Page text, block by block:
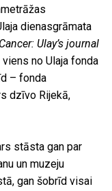
dienasgrāmata
Ulay’s journal
viens no Ulaja fonda
– fonda
dzīvo Rijekā,
stāsta gan par
un muzeju
gan šobrīd visai